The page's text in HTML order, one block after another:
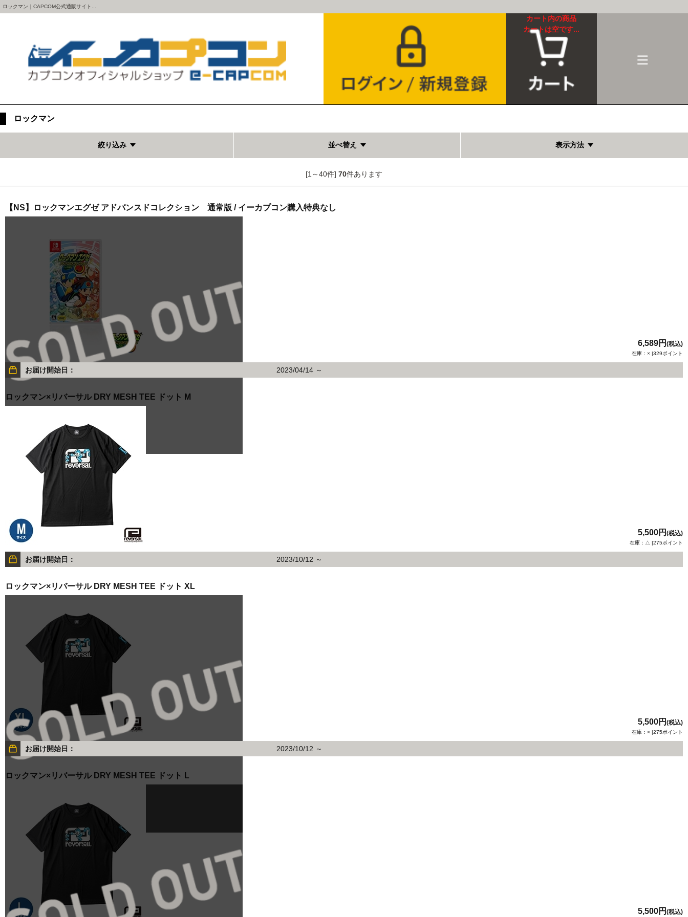
ロックマン｜CAPCOM公式通販サイト...
カート内の商品
カートは空です...
ロックマン
絞り込み 並べ替え 表示方法
[1～40件] 70件あります
【NS】ロックマンエグゼ アドバンスドコレクション 通常版 / イーカプコン購入特典なし
6,589円 (税込)
在庫：× |329ポイント
お届け開始日： 2023/04/14 ～
ロックマン×リバーサル DRY MESH TEE ドット M
5,500円 (税込)
在庫：△ |275ポイント
お届け開始日： 2023/10/12 ～
ロックマン×リバーサル DRY MESH TEE ドット XL
5,500円 (税込)
在庫：× |275ポイント
お届け開始日： 2023/10/12 ～
ロックマン×リバーサル DRY MESH TEE ドット L
5,500円 (税込)